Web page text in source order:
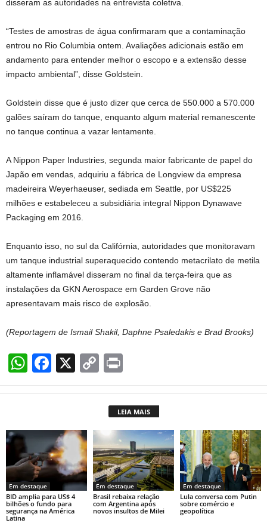
disseram as autoridades na entrevista coletiva.
“Testes de amostras de água confirmaram que a contaminação
entrou no Rio Columbia ontem. Avaliações adicionais estão em
andamento para entender melhor o escopo e a extensão desse
impacto ambiental”, disse Goldstein.
Goldstein disse que é justo dizer que cerca de 550.000 a 570.000
galões saíram do tanque, enquanto algum material remanescente
no tanque continua a vazar lentamente.
A Nippon Paper Industries, segunda maior fabricante de papel do
Japão em vendas, adquiriu a fábrica de Longview da empresa
madeireira Weyerhaeuser, sediada em Seattle, por US$225
milhões e estabeleceu a subsidiária integral Nippon Dynawave
Packaging em 2016.
Enquanto isso, no sul da Califórnia, autoridades que monitoravam
um tanque industrial superaquecido contendo metacrilato de metila
altamente inflamável disseram no final da terça-feira que as
instalações da GKN Aerospace em Garden Grove não
apresentavam mais risco de explosão.
(Reportagem de Ismail Shakil, Daphne Psaledakis e Brad Brooks)
W
h
at
A
p
p
F
a
c
b
o
o
k
X
C
o
p
Li
n
k
in
t
LEIA MAIS
Em destaque
BID amplia para US$ 4
bilhões o fundo para
segurança na América
Latina
Em destaque
Brasil rebaixa relação
com Argentina após
novos insultos de Milei
Em destaque
Lula conversa com Putin
sobre comércio e
geopolítica